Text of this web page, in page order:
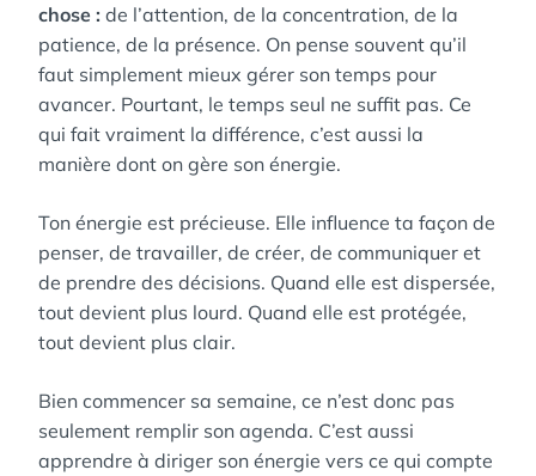
chose : de l’attention, de la concentration, de la
patience, de la présence. On pense souvent qu’il
faut simplement mieux gérer son temps pour
avancer. Pourtant, le temps seul ne suffit pas. Ce
qui fait vraiment la différence, c’est aussi la
manière dont on gère son énergie.
Ton énergie est précieuse. Elle influence ta façon de
penser, de travailler, de créer, de communiquer et
de prendre des décisions. Quand elle est dispersée,
tout devient plus lourd. Quand elle est protégée,
tout devient plus clair.
Bien commencer sa semaine, ce n’est donc pas
seulement remplir son agenda. C’est aussi
apprendre à diriger son énergie vers ce qui compte